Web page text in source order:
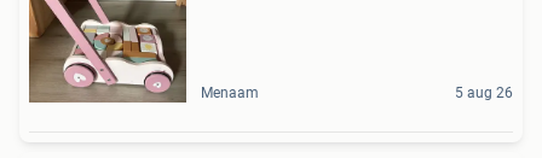
Menaam 5 aug 26